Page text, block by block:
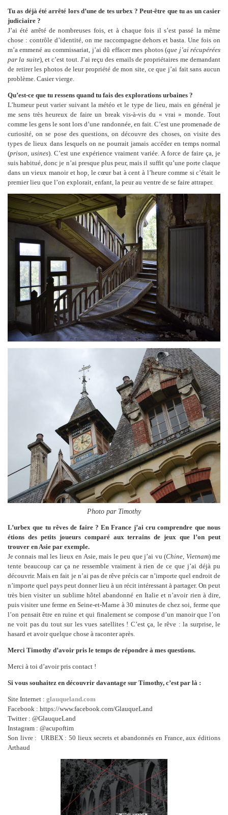
Tu as déjà été arrêté lors d’une de tes urbex ? Peut-être que tu as un casier
judiciaire ?
J’ai été arrêté de nombreuses fois, et à chaque fois il s’est passé la même
chose : contrôle d’identité, on me raccompagne dehors et basta. Une fois on
m’a emmené au commissariat, j’ai dû effacer mes photos (que j’ai récupérées
par la suite), et c’est tout. J’ai reçu des emails de propriétaires me demandant
de retirer les photos de leur propriété de mon site, ce que j’ai fait sans aucun
problème. Casier vierge.
Qu’est-ce que tu ressens quand tu fais des explorations urbaines ?
L’humeur peut varier suivant la météo et le type de lieu, mais en général je
me sens très heureux de faire un break vis-à-vis du « vrai » monde. Tout
comme les gens le sont lors d’une randonnée, en fait. C’est une promenade de
curiosité, on se pose des questions, on découvre des choses, on visite des
types de lieux dans lesquels on ne pourrait jamais accéder en temps normal
(prison, usines). C’est une expérience vraiment variée. A force de faire ça, je
suis habitué, donc je n’ai presque plus peur, mais il suffit qu’une porte claque
dans un vieux manoir et hop, le cœur bat à cent à l’heure comme si c’était le
premier lieu que l’on explorait, enfant, la peur au ventre de se faire attraper.
Photo par Timothy
L’urbex que tu rêves de faire ? En France j’ai cru comprendre que nous
étions des petits joueurs comparé aux terrains de jeux que l’on peut
trouver en Asie par exemple.
Je connais mal les lieux en Asie, mais le peu que j’ai vu (Chine, Vietnam) me
tente beaucoup car ça ne ressemble vraiment à rien de ce que j’ai déjà pu
découvrir. Mais en fait je n’ai pas de rêve précis car n’importe quel endroit de
n’importe quel pays peut donner lieu à un récit intéressant à partager. On peut
très bien visiter un sublime hôtel abandonné en Italie et n’avoir rien à dire,
puis visiter une ferme en Seine-et-Marne à 30 minutes de chez soi, ferme que
l’on pensait être en ruine et qui finalement se compose d’un manoir que l’on
ne voit pas du tout sur les vues satellites ! C’est ça, le rêve : la surprise, le
hasard et avoir quelque chose à raconter après.
Merci Timothy d’avoir pris le temps de répondre à mes questions.
Merci à toi d’avoir pris contact !
Si vous souhaitez en découvrir davantage sur Timothy, c’est par là :
Site Internet : glauqueland.com
Facebook : https://www.facebook.com/GlauqueLand
Twitter : @GlauqueLand
Instagram : @acupoftim
Son livre : URBEX : 50 lieux secrets et abandonnés en France, aux éditions
Arthaud